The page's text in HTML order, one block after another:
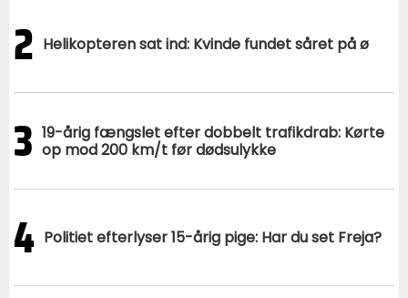
2 Helikopteren sat ind: Kvinde fundet såret på ø
3 19-årig fængslet efter dobbelt trafikdrab: Kørte
op mod 200 km/t før dødsulykke
4 Politiet efterlyser 15-årig pige: Har du set Freja?